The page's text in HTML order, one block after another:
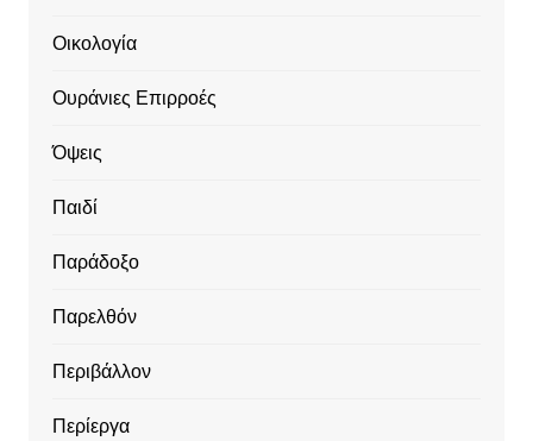
Οικολογία
Ουράνιες Επιρροές
Όψεις
Παιδί
Παράδοξο
Παρελθόν
Περιβάλλον
Περίεργα